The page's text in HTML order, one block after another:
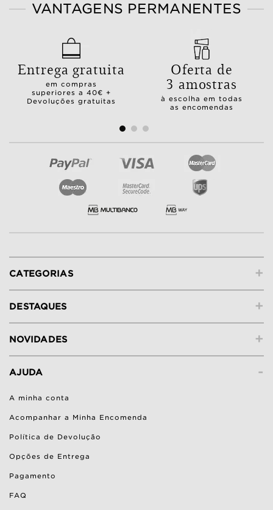
VANTAGENS PERMANENTES
Entrega gratuita
em compras
superiores a 40€ +
Devoluções gratuitas
Oferta de
3 amostras
à escolha em todas
as encomendas
+
CATEGORIAS
+
DESTAQUES
+
NOVIDADES
-
AJUDA
A minha conta
Acompanhar a Minha Encomenda
Política de Devolução
Opções de Entrega
Pagamento
FAQ